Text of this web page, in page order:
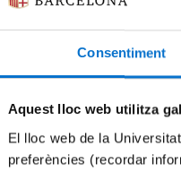
Consentiment
Aquest lloc web utilitza
El lloc web de la
preferències (recordar
name
PI
Share: